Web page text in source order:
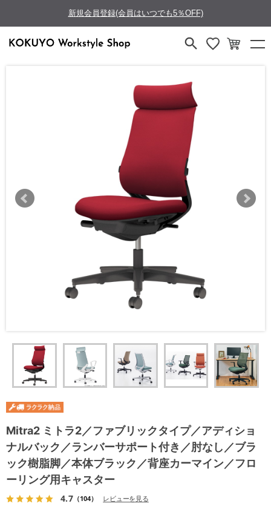
新規会員登録(会員はいつでも5％OFF)
Mitra2 ミトラ2／ファブリックタイプ／アディショ
ナルバック／ランバーサポート付き／肘なし／ブラ
ック樹脂脚／本体ブラック／背座カーマイン／フロ
ーリング用キャスター
4.7（104） レビューを見る